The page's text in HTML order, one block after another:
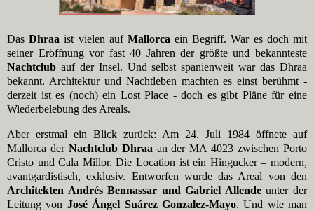
DasDhraaist vielen auf Mallorcaein Begriff. War es doch mit
seiner Eröffnung vor fast 40 Jahren der größte und bekannteste
Nachtclub auf der Insel. Und selbst spanienweit war das Dhraa
bekannt. Architektur und Nachtleben machten es einst berühmt -
derzeit ist es (noch) ein Lost Place - doch es gibt Pläne für eine
Wiederbelebung des Areals.
Aber erstmal ein Blick zurück: Am 24. Juli 1984 öffnete auf
Mallorca der Nachtclub Dhraa an der MA 4023 zwischen Porto
Cristo und Cala Millor. Die Location ist ein Hingucker – modern,
avantgardistisch, exklusiv. Entworfen wurde das Areal von den
Architekten Andrés Bennassar und Gabriel Allendeunter der
Leitung von José Ángel Suárez Gonzalez-Mayo. Und wie man